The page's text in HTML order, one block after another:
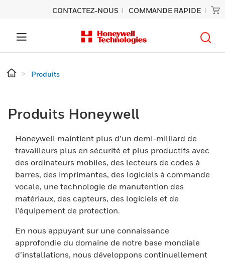
CONTACTEZ-NOUS COMMANDE RAPIDE
Produits
Produits Honeywell
Honeywell maintient plus d’un demi-milliard de
travailleurs plus en sécurité et plus productifs avec
des ordinateurs mobiles, des lecteurs de codes à
barres, des imprimantes, des logiciels à commande
vocale, une technologie de manutention des
matériaux, des capteurs, des logiciels et de
l’équipement de protection.
En nous appuyant sur une connaissance
approfondie du domaine de notre base mondiale
d’installations, nous développons continuellement